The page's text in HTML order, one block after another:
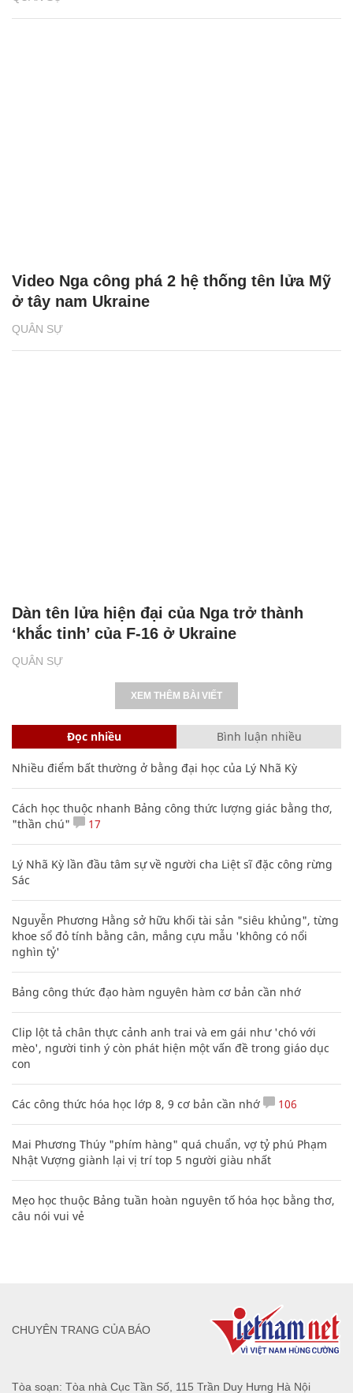
QUÂN SỰ
Video Nga công phá 2 hệ thống tên lửa Mỹ
ở tây nam Ukraine
QUÂN SỰ
Dàn tên lửa hiện đại của Nga trở thành
‘khắc tinh’ của F-16 ở Ukraine
XEM THÊM BÀI VIẾT
Đọc nhiều Bình luận nhiều
Nhiều điểm bất thường ở bằng đại học của Lý Nhã Kỳ
Cách học thuộc nhanh Bảng công thức lượng giác bằng thơ,
"thần chú"
17
Lý Nhã Kỳ lần đầu tâm sự về người cha Liệt sĩ đặc công rừng
Sác
Nguyễn Phương Hằng sở hữu khối tài sản "siêu khủng", từng
khoe sổ đỏ tính bằng cân, mắng cựu mẫu 'không có nổi
nghìn tỷ'
Bảng công thức đạo hàm nguyên hàm cơ bản cần nhớ
Clip lột tả chân thực cảnh anh trai và em gái như 'chó với
mèo', người tinh ý còn phát hiện một vấn đề trong giáo dục
con
Các công thức hóa học lớp 8, 9 cơ bản cần nhớ 106
Mai Phương Thúy "phím hàng" quá chuẩn, vợ tỷ phú Phạm
Nhật Vượng giành lại vị trí top 5 người giàu nhất
Mẹo học thuộc Bảng tuần hoàn nguyên tố hóa học bằng thơ,
câu nói vui vẻ
Tòa soạn: Tòa nhà Cục Tần Số, 115 Trần Duy Hưng Hà Nội
CHUYÊN TRANG CỦA BÁO